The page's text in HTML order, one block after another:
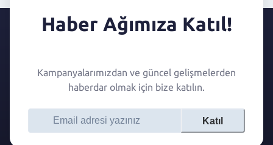
Haber Ağımıza Katıl!
Kampanyalarımızdan ve güncel gelişmelerden
haberdar olmak için bize katılın.
Katıl